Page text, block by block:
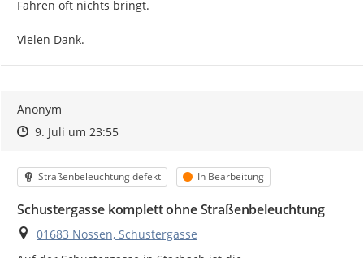
Fahren oft nichts bringt.
Vielen Dank.
Anonym
Zeitpunkt des Erstellens
Zeitpunkt des Erstellens
9. Juli um 23:55Zur Äußerung
Kategorie
Straßenbeleuchtung defekt Status
In Bearbeitung
Schustergasse komplett ohne Straßenbeleuchtung
Ort
01683 Nossen, Schustergasse